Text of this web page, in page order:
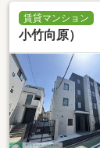
賃貸マンション
小竹向原）